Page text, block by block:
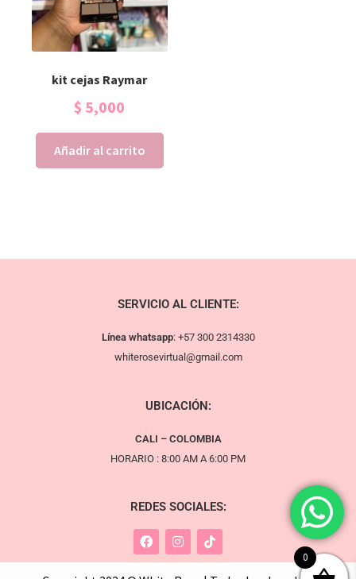
kit cejas Raymar
$ 5,000
Añadir al carrito
SERVICIO AL CLIENTE:
Línea whatsapp: +57 300 2314330
whiterosevirtual@gmail.com
UBICACIÓN:
CALI – COLOMBIA
HORARIO : 8:00 AM A 6:00 PM
REDES SOCIALES:
0